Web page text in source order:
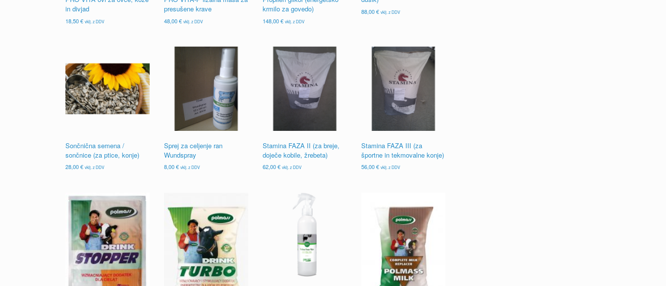
in divjad
18,50€ vklj. z DDV
presušene krave
48,00€ vklj. z DDV
krmilo za govedo)
148,00€ vklj. z DDV
88,00€ vklj. z DDV
Sončnična semena /
sončnice (za ptice, konje)
28,00€ vklj. z DDV
ima
več
različic.
Možnosti
lahko
izberete
na
strani
izdelka
Sprej za celjenje ran
Wundspray
8,00€ vklj. z DDV
Stamina FAZA II (za breje,
doječe kobile, žrebeta)
62,00€ vklj. z DDV
Stamina FAZA III (za
športne in tekmovalne konje)
56,00€ vklj. z DDV